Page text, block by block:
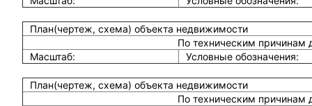
План(чертеж, схема) объекта недвижимости
По техническим причинам
Масштаб:
Условные обозначения:
План(чертеж, схема) объекта недвижимости
По техническим причинам